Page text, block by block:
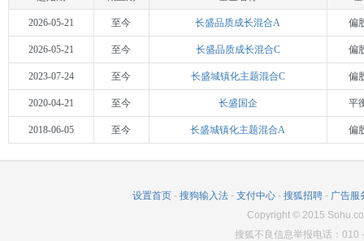
2026-05-21 至今 长盛品质成长混合A 偏
2026-05-21 至今 长盛品质成长混合C 偏
2023-07-24 至今 长盛城镇化主题混合C 偏
2020-04-21 至今 长盛国企 平
2018-06-05 至今 长盛城镇化主题混合A 偏
设置首页 - 搜狗输入法 - 支付中心 - 搜狐招聘 - 广告服
Copyright© 2015
搜狐不良信息举报电话：010